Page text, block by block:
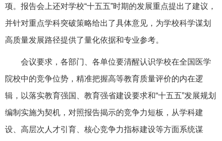
项。报告会上还对学校“十五五”时期的发展重点提出了建议，
并针对重点学科突破策略给出了具体意见，为学校科学谋划
高质量发展路径提供了量化依据和专业参考。
会议要求，各部门、各单位要清醒认识学校在全国医学
院校中的竞争位势，精准把握高等教育质量评价的内在逻
辑，以落实教育强国、教育强省建设要求和“十五五”发展规划
编制实施为契机，对照报告揭示的竞争力短板，从学科建
设、高层次人才引育、核心竞争力指标建设等方面系统谋